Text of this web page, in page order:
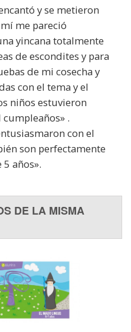
y se metieron
me pareció
yincana totalmente
de escondites y para
de mi cosecha y
con el tema y el
niños estuvieron
.
con el
son perfectamente
años».
DE LA MISMA